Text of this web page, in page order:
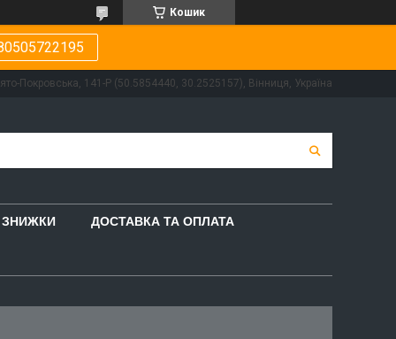
Кошик
Покровська, 141-Р (50.5854440, 30.2525157), Вінниця, Україна
ЗНИЖКИ ДОСТАВКА ТА ОПЛАТА